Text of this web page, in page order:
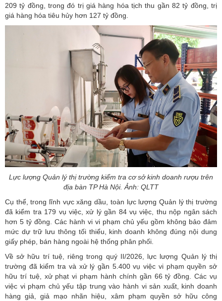
209 tỷ đồng, trong đó trị giá hàng hóa tịch thu gần 82 tỷ đồng, trị
giá hàng hóa tiêu hủy hơn 127 tỷ đồng.
Lực lượng Quản lý thị trường kiểm tra cơ sở kinh doanh rượu trên
địa bàn TP Hà Nội. Ảnh: QLTT
Cụ thể, trong lĩnh vực xăng dầu, toàn lực lượng Quản lý thị trường
đã kiểm tra 179 vụ việc, xử lý gần 84 vụ việc, thu nộp ngân sách
hơn 5 tỷ đồng. Các hành vi vi phạm chủ yếu gồm không bảo đảm
mức dự trữ lưu thông tối thiểu, kinh doanh không đúng nội dung
giấy phép, bán hàng ngoài hệ thống phân phối.
Về sở hữu trí tuệ, riêng trong quý II/2026, lực lượng Quản lý thị
trường đã kiểm tra và xử lý gần 5.400 vụ việc vi phạm quyền sở
hữu trí tuệ, xử phạt vi phạm hành chính gần 66 tỷ đồng. Các vụ
việc vi phạm chủ yếu tập trung vào hành vi sản xuất, kinh doanh
hàng giả, giả mạo nhãn hiệu, xâm phạm quyền sở hữu công